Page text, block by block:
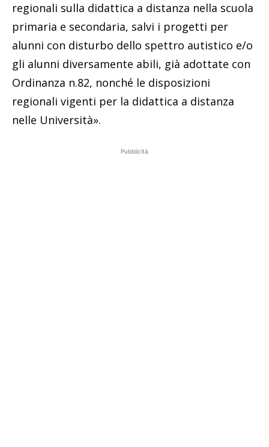
regionali sulla didattica a distanza nella scuola
primaria e secondaria, salvi i progetti per
alunni con disturbo dello spettro autistico e/o
gli alunni diversamente abili, già adottate con
Ordinanza n.82, nonché le disposizioni
regionali vigenti per la didattica a distanza
nelle Università».
Pubblicità